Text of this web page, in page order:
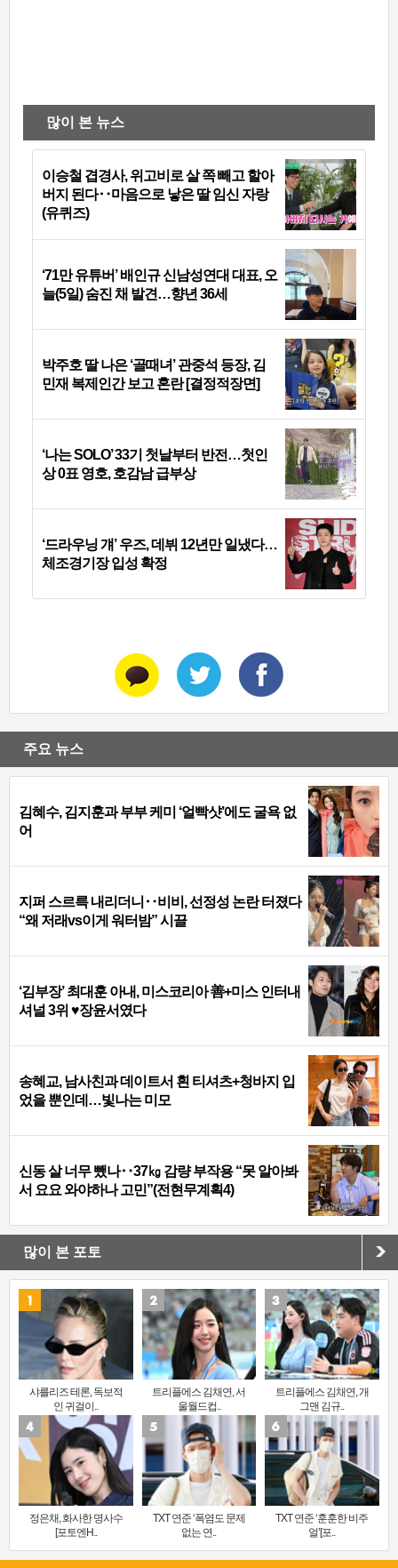
많이 본 뉴스
이승철 겹경사, 위고비로 살 쪽 빼고 할아
버지 된다‥마음으로 낳은 딸 임신 자랑
(유퀴즈)
‘71만 유튜버’ 배인규 신남성연대 대표, 오
늘(5일) 숨진 채 발견…향년 36세
박주호 딸 나은 ‘골때녀’ 관중석 등장, 김
민재 복제인간 보고 혼란 [결정적장면]
‘나는 SOLO’ 33기 첫날부터 반전…첫인
상 0표 영호, 호감남 급부상
‘드라우닝 걔’ 우즈, 데뷔 12년만 일냈다…
체조경기장 입성 확정
주요 뉴스
김혜수, 김지훈과 부부 케미 ‘얼빡샷’에도 굴욕 없
어
지퍼 스르륵 내리더니‥비비, 선정성 논란 터졌다
“왜 저래vs이게 워터밤” 시끌
‘김부장’ 최대훈 아내, 미스코리아 善+미스 인터내
셔널 3위 ♥장윤서였다
송혜교, 남사친과 데이트서 흰 티셔츠+청바지 입
었을 뿐인데…빛나는 미모
신동 살 너무 뺐나‥37㎏ 감량 부작용 “못 알아봐
서 요요 와야하나 고민”(전현무계획4)
많이 본 포토
샤를리즈 테론, 독보적
인 귀걸이..
트리플에스 김채연, 서
울월드컵..
트리플에스 김채연, 개
그맨 김규..
정은채, 화사한 명사수
[포토엔H..
TXT 연준 ‘폭염도 문제
없는 연..
TXT 연준 ‘훈훈한 비주
얼’[포..